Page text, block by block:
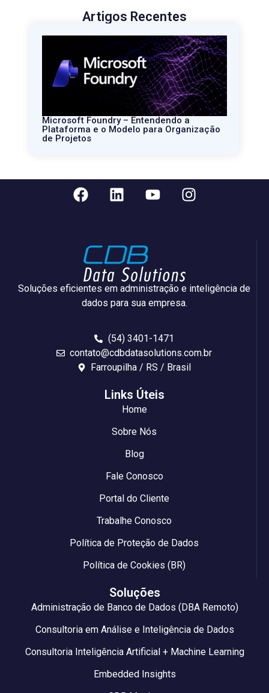
Artigos Recentes
Microsoft Foundry – Entendendo a
Plataforma e o Modelo para Organização
de Projetos
Soluções eficientes em administração e inteligência de
dados para sua empresa.
(54) 3401-1471
contato@cdbdatasolutions.com.br
Farroupilha / RS / Brasil
Links Úteis
Home
Sobre Nós
Blog
Fale Conosco
Portal do Cliente
Trabalhe Conosco
Política de Proteção de Dados
Política de Cookies (BR)
Soluções
Administração de Banco de Dados (DBA Remoto)
Consultoria em Análise e Inteligência de Dados
Consultoria Inteligência Artificial + Machine Learning
Embedded Insights